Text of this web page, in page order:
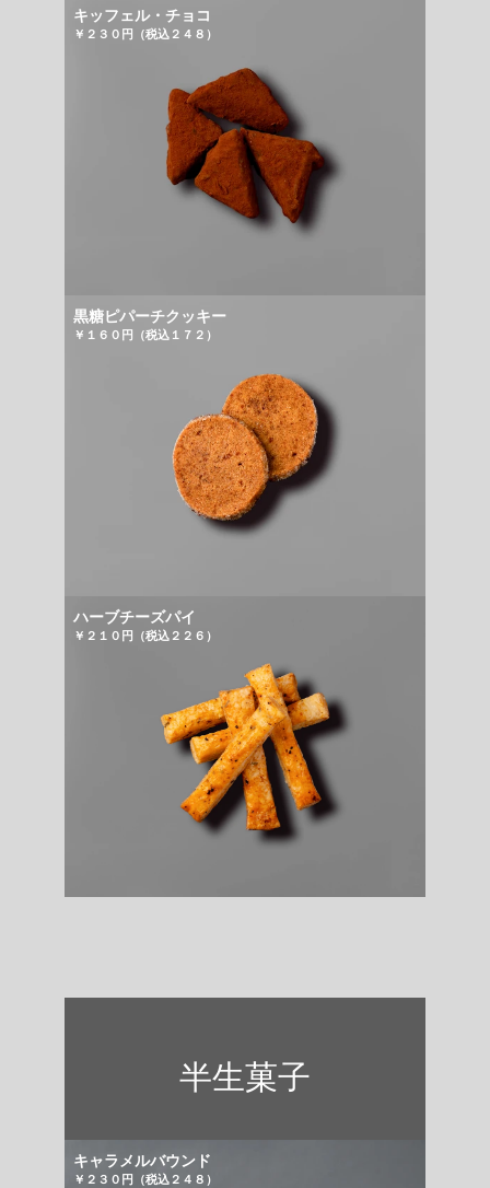
キッフェル・チョコ
￥２３０円（税込２４８）
黒糖ピパーチクッキー
￥１６０円（税込１７２）
ハーブチーズパイ
￥２１０円（税込２２６）
半生菓子
キャラメルバウンド
￥２３０円（税込２４８）